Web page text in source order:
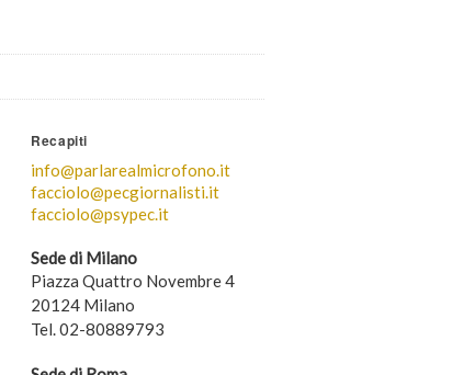
Recapiti
info@parlarealmicrofono.it
facciolo@pecgiornalisti.it
facciolo@psypec.it
Sede di Milano
Piazza Quattro Novembre 4
20124 Milano
Tel. 02-80889793